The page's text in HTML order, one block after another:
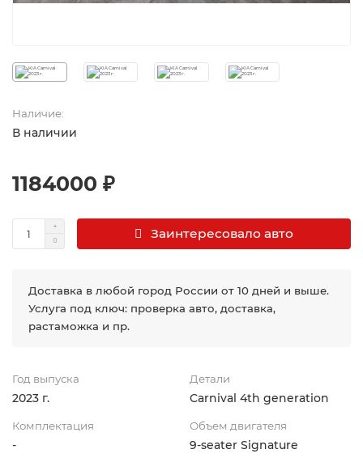
Наличие:
В наличии
1184000 ₽
Заинтересовало авто
Доставка в любой город России от 10 дней и выше.
Услуга под ключ: проверка авто, доставка,
растаможка и пр.
Год выпуска
2023 г.
Детали
Carnival 4th generation
Комплектация
-
Объем двигателя
9-seater Signature